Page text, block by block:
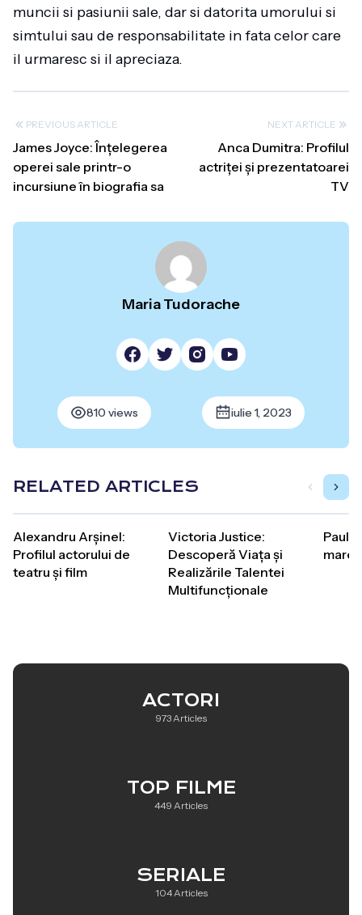
muncii si pasiunii sale, dar si datorita umorului si
simtului sau de responsabilitate in fata celor care
il urmaresc si il apreciaza.
PREVIOUS ARTICLE
James Joyce: Înțelegerea
operei sale printr-o
incursiune în biografia sa
NEXT ARTICLE
Anca Dumitra: Profilul
actriței și prezentatoarei
TV
Maria Tudorache
810 views iulie 1, 2023
RELATED ARTICLES
Alexandru Arșinel:
Profilul actorului de
teatru și film
Victoria Justice:
Descoperă Viața și
Realizările Talentei
Multifuncționale
Paul
ACTORI
973 Articles
TOP FILME
449 Articles
SERIALE
104 Articles